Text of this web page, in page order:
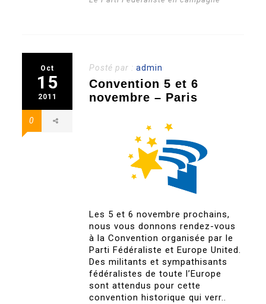
Oct
15
2011
0
Posté par :admin
Convention 5 et 6
novembre – Paris
Les 5 et 6 novembre prochains,
nous vous donnons rendez-vous
à la Convention organisée par le
Parti Fédéraliste et Europe United.
Des militants et sympathisants
fédéralistes de toute l’Europe
sont attendus pour cette
convention historique qui verr..